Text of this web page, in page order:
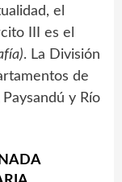
el
III es el
. La División
de
y Río